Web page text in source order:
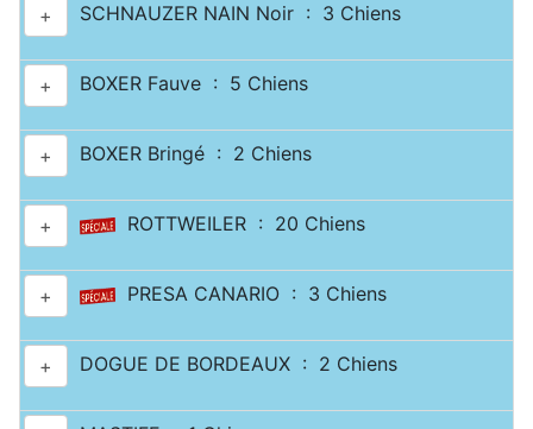
+ SCHNAUZER NAIN Noir : 3 Chiens
+ BOXER Fauve : 5 Chiens
+ BOXER Bringé : 2 Chiens
+ ROTTWEILER : 20 Chiens
+ PRESA CANARIO : 3 Chiens
+ DOGUE DE BORDEAUX : 2 Chiens